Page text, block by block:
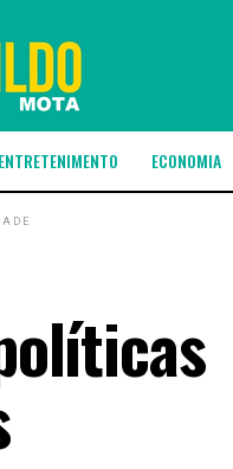
ENTRETENIMENTO ECONOMIA